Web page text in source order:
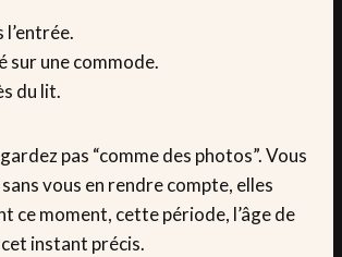
l’entrée.
sur une commode.
du lit.
pas “comme des photos”. Vous
vous en rendre compte, elles
ce moment, cette période, l’âge de
instant précis.